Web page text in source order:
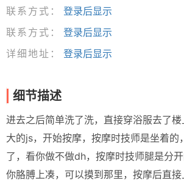
联系方式：
登录后显示
联系方式：
登录后显示
详细地址：
登录后显示
细节描述
进去之后简单洗了洗，直接穿浴服去了
大的js，开始按摩，按摩时技师是坐着的
了，看你做不做dh，按摩时技师腿是分
你胳膊上凑，可以摸到那里，按摩后直